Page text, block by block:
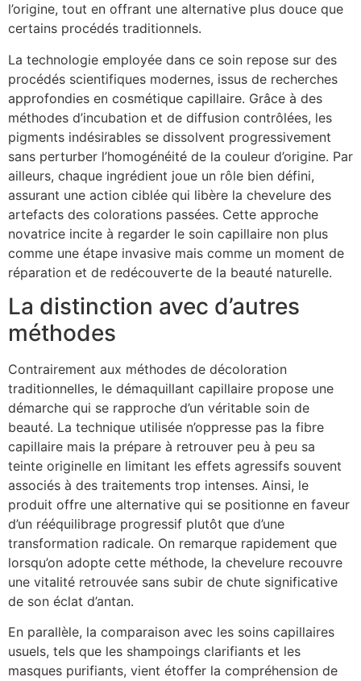
l’origine, tout en offrant une alternative plus douce que
certains procédés traditionnels.
La technologie employée dans ce soin repose sur des
procédés scientifiques modernes, issus de recherches
approfondies en cosmétique capillaire. Grâce à des
méthodes d’incubation et de diffusion contrôlées, les
pigments indésirables se dissolvent progressivement
sans perturber l’homogénéité de la couleur d’origine. Par
ailleurs, chaque ingrédient joue un rôle bien défini,
assurant une action ciblée qui libère la chevelure des
artefacts des colorations passées. Cette approche
novatrice incite à regarder le soin capillaire non plus
comme une étape invasive mais comme un moment de
réparation et de redécouverte de la beauté naturelle.
La distinction avec d’autres
méthodes
Contrairement aux méthodes de décoloration
traditionnelles, le démaquillant capillaire propose une
démarche qui se rapproche d’un véritable soin de
beauté. La technique utilisée n’oppresse pas la fibre
capillaire mais la prépare à retrouver peu à peu sa
teinte originelle en limitant les effets agressifs souvent
associés à des traitements trop intenses. Ainsi, le
produit offre une alternative qui se positionne en faveur
d’un rééquilibrage progressif plutôt que d’une
transformation radicale. On remarque rapidement que
lorsqu’on adopte cette méthode, la chevelure recouvre
une vitalité retrouvée sans subir de chute significative
de son éclat d’antan.
En parallèle, la comparaison avec les soins capillaires
usuels, tels que les shampoings clarifiants et les
masques purifiants, vient étoffer la compréhension de